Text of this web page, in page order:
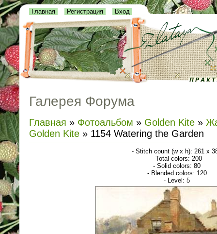
Главная Регистрация Вход
Галерея Форума
Главная » Фотоальбом » Golden Kite »
Golden Kite » 1154 Watering the Garden
- Stitch count (w x h): 261 x
- Total colors: 200
- Solid colors: 80
- Blended colors: 120
- Level: 5